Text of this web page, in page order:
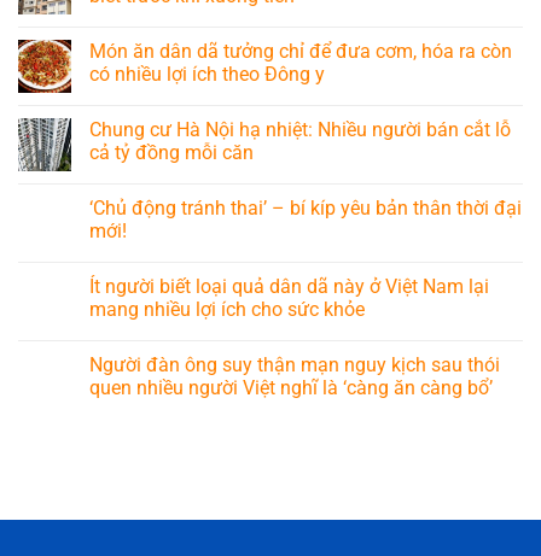
Món ăn dân dã tưởng chỉ để đưa cơm, hóa ra còn
có nhiều lợi ích theo Đông y
Chung cư Hà Nội hạ nhiệt: Nhiều người bán cắt lỗ
cả tỷ đồng mỗi căn
‘Chủ động tránh thai’ – bí kíp yêu bản thân thời đại
mới!
Ít người biết loại quả dân dã này ở Việt Nam lại
mang nhiều lợi ích cho sức khỏe
Người đàn ông suy thận mạn nguy kịch sau thói
quen nhiều người Việt nghĩ là ‘càng ăn càng bổ’